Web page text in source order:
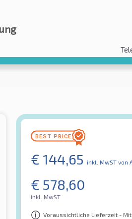
€ 144,65 inkl. MwST von
€ 578,60
inkl. MwST
Voraussichtliche Lieferzeit - Mit.